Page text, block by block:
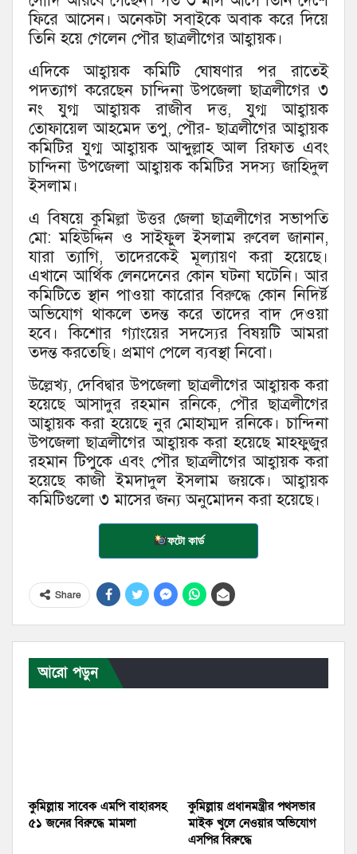
ফিরে আসেন। অনেকটা সবাইকে অবাক করে দিয়ে
তিনি হয়ে গেলেন পৌর ছাত্রলীগের আহ্বায়ক।
এদিকে আহ্বায়ক কমিটি ঘোষণার পর রাতেই
পদত্যাগ করেছেন চান্দিনা উপজেলা ছাত্রলীগের ৩
নং যুগ্ম আহ্বায়ক রাজীব দত্ত, যুগ্ম আহ্বায়ক
তোফায়েল আহমেদ তপু, পৌর- ছাত্রলীগের আহ্বায়ক
কমিটির যুগ্ম আহ্বায়ক আব্দুল্লাহ আল রিফাত এবং
চান্দিনা উপজেলা আহ্বায়ক কমিটির সদস্য জাহিদুল
ইসলাম।
এ বিষয়ে কুমিল্লা উত্তর জেলা ছাত্রলীগের সভাপতি
মো: মহিউদ্দিন ও সাইফুল ইসলাম রুবেল জানান,
যারা ত্যাগি, তাদেরকেই মূল্যায়ণ করা হয়েছে।
এখানে আর্থিক লেনদেনের কোন ঘটনা ঘটেনি। আর
কমিটিতে স্থান পাওয়া কারোর বিরুদ্ধে কোন নিদির্ষ্ট
অভিযোগ থাকলে তদন্ত করে তাদের বাদ দেওয়া
হবে। কিশোর গ্যাংয়ের সদস্যের বিষয়টি আমরা
তদন্ত করতেছি। প্রমাণ পেলে ব্যবস্থা নিবো।
উল্লেখ্য, দেবিদ্বার উপজেলা ছাত্রলীগের আহ্বায়ক করা
হয়েছে আসাদুর রহমান রনিকে, পৌর ছাত্রলীগের
আহ্বায়ক করা হয়েছে নুর মোহাম্মদ রনিকে। চান্দিনা
উপজেলা ছাত্রলীগের আহ্বায়ক করা হয়েছে মাহফুজুর
রহমান টিপুকে এবং পৌর ছাত্রলীগের আহ্বায়ক করা
হয়েছে কাজী ইমদাদুল ইসলাম জয়কে। আহ্বায়ক
কমিটিগুলো ৩ মাসের জন্য অনুমোদন করা হয়েছে।
ফটো কার্ড
Share
আরো পড়ুন
কুমিল্লায় সাবেক এমপি বাহারসহ
৫১ জনের বিরুদ্ধে মামলা
কুমিল্লায় প্রধানমন্ত্রীর পথসভার
মাইক খুলে নেওয়ার অভিযোগ
এসপির বিরুদ্ধে